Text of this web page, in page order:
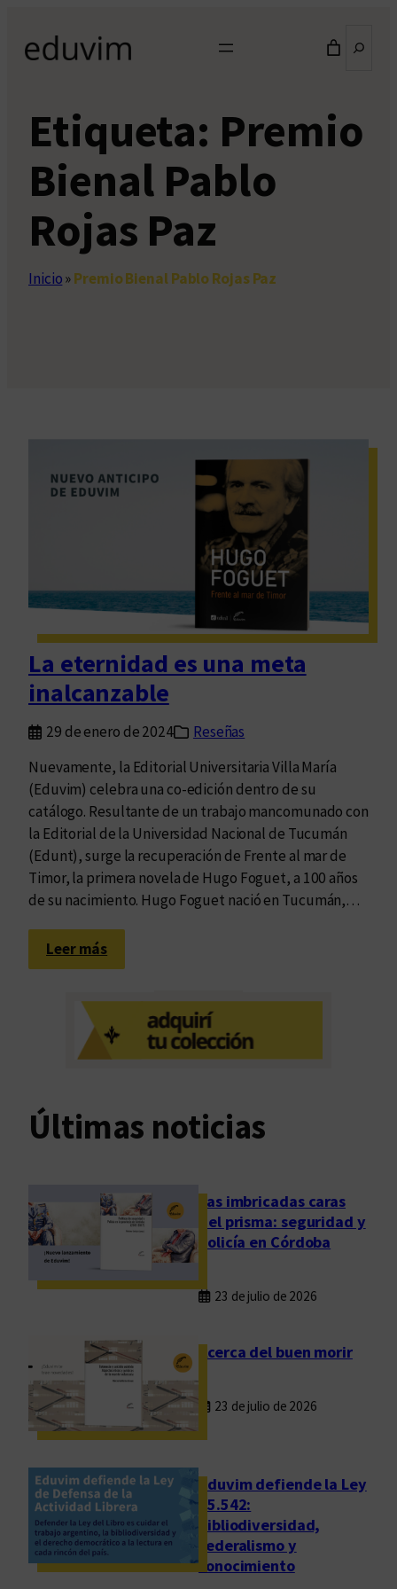
contenido
Etiqueta: Premio
Bienal Pablo
Rojas Paz
Inicio»Premio Bienal Pablo Rojas Paz
La eternidad es una meta
inalcanzable
29 de enero de 2024
Reseñas
Nuevamente, la Editorial Universitaria Villa María
(Eduvim) celebra una co-edición dentro de su
catálogo. Resultante de un trabajo mancomunado con
la Editorial de la Universidad Nacional de Tucumán
(Edunt), surge la recuperación de Frente al mar de
Timor, la primera novela de Hugo Foguet, a 100 años
de su nacimiento. Hugo Foguet nació en Tucumán,…
Leer más:
L
t
e
i
d
e
n
e
t
n
l
c
a
n
z
Últimas noticias
Las imbricadas caras
del prisma: seguridad y
policía en Córdoba
23 de julio de 2026
Acerca del buen morir
23 de julio de 2026
Eduvim defiende la Ley
25.542:
bibliodiversidad,
federalismo y
conocimiento